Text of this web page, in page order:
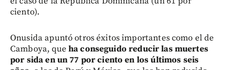
ciento).
Onusida apuntó otros éxitos importantes como el de
Camboya, que ha conseguido reducir las muertes
por sida en un 77 por ciento en los últimos seis